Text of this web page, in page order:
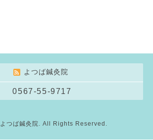
よつば鍼灸院
0567-55-9717
よつば鍼灸院. All Rights Reserved.